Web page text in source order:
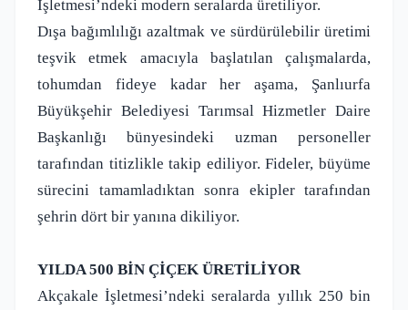
İşletmesi’ndeki modern seralarda üretiliyor.
Dışa bağımlılığı azaltmak ve sürdürülebilir üretimi
teşvik etmek amacıyla başlatılan çalışmalarda,
tohumdan fideye kadar her aşama, Şanlıurfa
Büyükşehir Belediyesi Tarımsal Hizmetler Daire
Başkanlığı bünyesindeki uzman personeller
tarafından titizlikle takip ediliyor. Fideler, büyüme
sürecini tamamladıktan sonra ekipler tarafından
şehrin dört bir yanına dikiliyor.
YILDA 500 BİN ÇİÇEK ÜRETİLİYOR
Akçakale İşletmesi’ndeki seralarda yıllık 250 bin